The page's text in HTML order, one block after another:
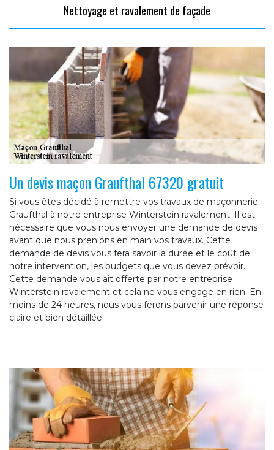
Nettoyage et ravalement de façade
Un devis maçon Graufthal 67320 gratuit
Si vous êtes décidé à remettre vos travaux de maçonnerie
Graufthal à notre entreprise Winterstein ravalement. Il est
nécessaire que vous nous envoyer une demande de devis
avant que nous prenions en main vos travaux. Cette
demande de devis vous fera savoir la durée et le coût de
notre intervention, les budgets que vous devez prévoir.
Cette demande vous ait offerte par notre entreprise
Winterstein ravalement et cela ne vous engage en rien. En
moins de 24 heures, nous vous ferons parvenir une réponse
claire et bien détaillée.